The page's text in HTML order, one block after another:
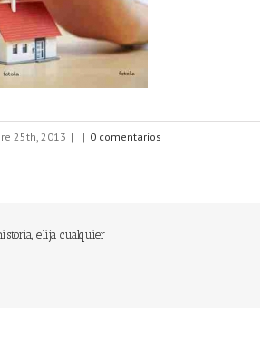
25th, 2013 | | 0 comentarios
elija cualquier